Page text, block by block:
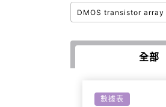
DMOS transistor array
全部
數據表